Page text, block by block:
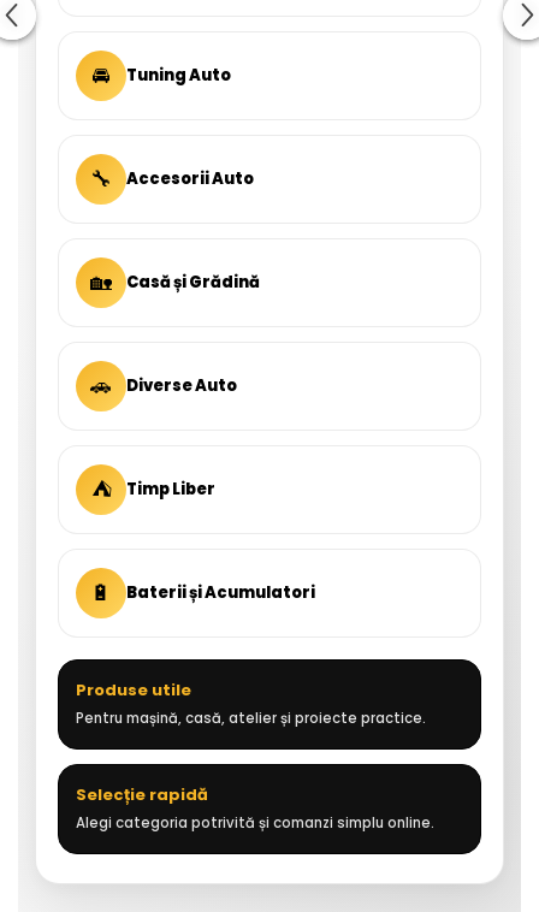
🚘 Tuning Auto
🔧 Accesorii Auto
🏡 Casă și Grădină
🚗 Diverse Auto
⛺ Timp Liber
🔋 Baterii și Acumulatori
Produse utile
Pentru mașină, casă, atelier și proiecte practice.
Selecție rapidă
Alegi categoria potrivită și comanzi simplu online.